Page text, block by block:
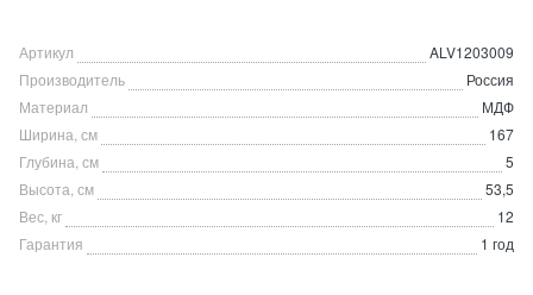
Артикул
ALV1203009
Производитель
Россия
Материал
МДФ
Ширина, см
167
Глубина, см
5
Высота, см
53,5
Вес, кг
12
Гарантия
1 год